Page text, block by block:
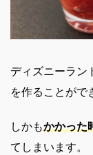
ディズニーラン
を作ることがで
しかもかかった
てしまいます。